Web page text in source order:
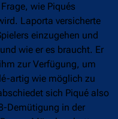
wie Piqués
Laporta versicherte
einzugehen und
wie er es braucht. Er
zur Verfügung, um
artig wie möglich zu
sich Piqué also
Demütigung in der